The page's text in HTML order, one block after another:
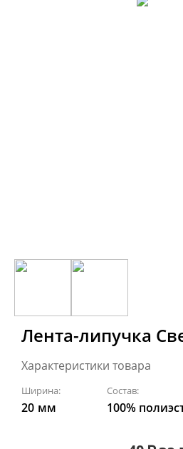
Лента-липучка
Характеристики товара
Ширина:
20 мм
Состав:
100%